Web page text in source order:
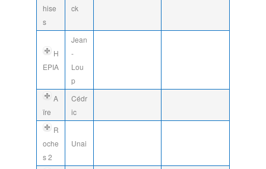
hise
s
ck
H
EPIA
Jean
-
Lou
p
A
ïre
Cédr
ic
R
oche
s 2
Unai